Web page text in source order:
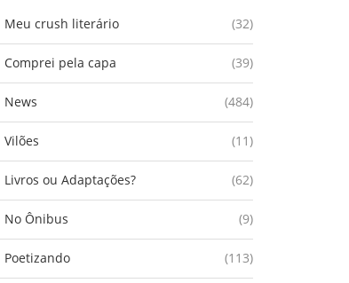
Meu crush literário (32)
Comprei pela capa (39)
News (484)
Vilões (11)
Livros ou Adaptações? (62)
No Ônibus (9)
Poetizando (113)